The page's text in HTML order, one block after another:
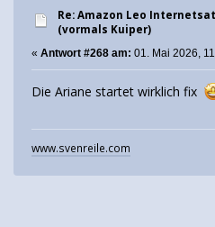
Re: Amazon Leo
(vormals Kuiper)
« Antwort #268 am: 01. Mai 2026,
Die Ariane startet wirklich fix
www.svenreile.com